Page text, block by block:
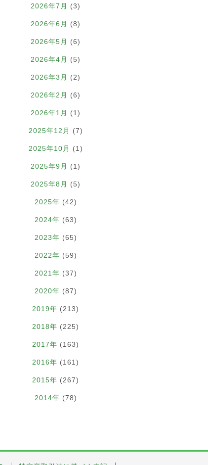
2026年7月 (3)
2026年6月 (8)
2026年5月 (6)
2026年4月 (5)
2026年3月 (2)
2026年2月 (6)
2026年1月 (1)
2025年12月 (7)
2025年10月 (1)
2025年9月 (1)
2025年8月 (5)
2025年 (42)
2024年 (63)
2023年 (65)
2022年 (59)
2021年 (37)
2020年 (87)
2019年 (213)
2018年 (225)
2017年 (163)
2016年 (161)
2015年 (267)
2014年 (78)